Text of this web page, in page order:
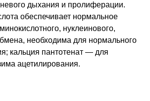
дыхания и пролиферации.
обеспечивает нормальное
нуклеинового,
необходима для нормального
кальция пантотенат — для
ацетилирования.